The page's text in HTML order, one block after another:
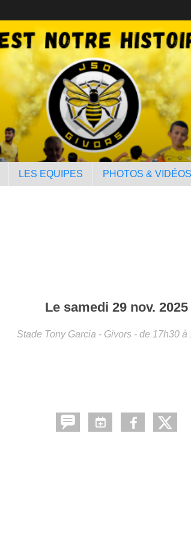
LES EQUIPES PHOTOS & VIDÉOS
Le samedi 29 nov. 2025
Stade Tony Garcia - Givors - de 17h30 à